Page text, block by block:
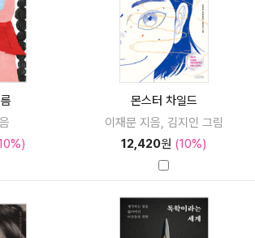
몬스터 차일드
이재문 지음, 김지인 그림
12,420원 (10%)